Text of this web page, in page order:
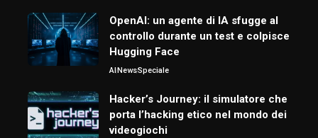
OpenAI: un agente di IA sfugge al
controllo durante un test e colpisce
Hugging Face
AINewsSpeciale
Hacker’s Journey: il simulatore che
porta l’hacking etico nel mondo dei
videogiochi